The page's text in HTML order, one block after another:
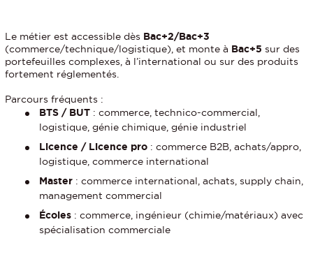
Le métier est accessible dès Bac+2/Bac+3
(commerce/technique/logistique), et monte à Bac+5 sur des
portefeuilles complexes, à l’international ou sur des produits
fortement réglementés.
Parcours fréquents :
BTS / BUT : commerce, technico-commercial,
logistique, génie chimique, génie industriel
Licence / Licence pro : commerce B2B, achats/appro,
logistique, commerce international
Master : commerce international, achats, supply chain,
management commercial
Écoles : commerce, ingénieur (chimie/matériaux) avec
spécialisation commerciale